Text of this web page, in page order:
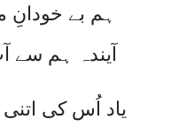
ہم بے خودانِ
آیندہ ہم سے
یاد اُس کی